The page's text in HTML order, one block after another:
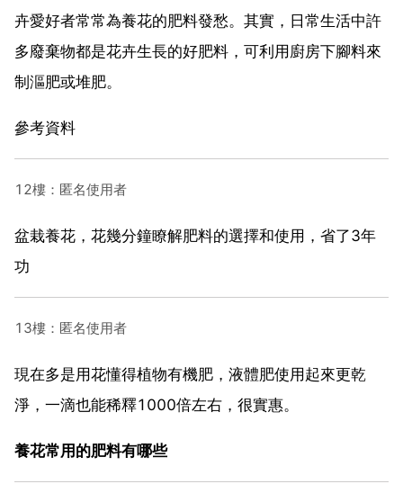
卉愛好者常常為養花的肥料發愁。其實，日常生活中許
多廢棄物都是花卉生長的好肥料，可利用廚房下腳料來
制漚肥或堆肥。
參考資料
12樓：匿名使用者
盆栽養花，花幾分鐘瞭解肥料的選擇和使用，省了3年
功
13樓：匿名使用者
現在多是用花懂得植物有機肥，液體肥使用起來更乾
淨，一滴也能稀釋1000倍左右，很實惠。
養花常用的肥料有哪些